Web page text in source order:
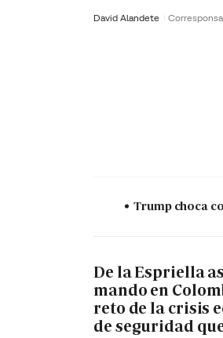
David Alandete
Trump choca
De la Espriella
mando en
reto de la crisis
de seguridad